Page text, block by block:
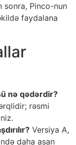
sonra, Pinco-nun
faydalana
nə qədərdir?
rəsmi
Versiya A,
daha asan